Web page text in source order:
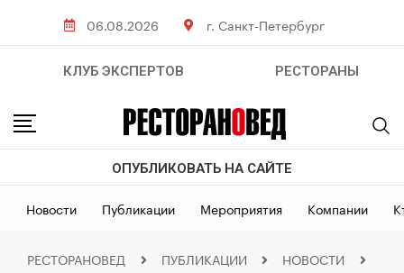
06.08.2026 г. Санкт-Петербург
КЛУБ ЭКСПЕРТОВ РЕСТОРАНЫ
ОПУБЛИКОВАТЬ НА САЙТЕ
Новости Публикации Мероприятия Компании
РЕСТОРАНОВЕД ПУБЛИКАЦИИ
НОВОСТИ